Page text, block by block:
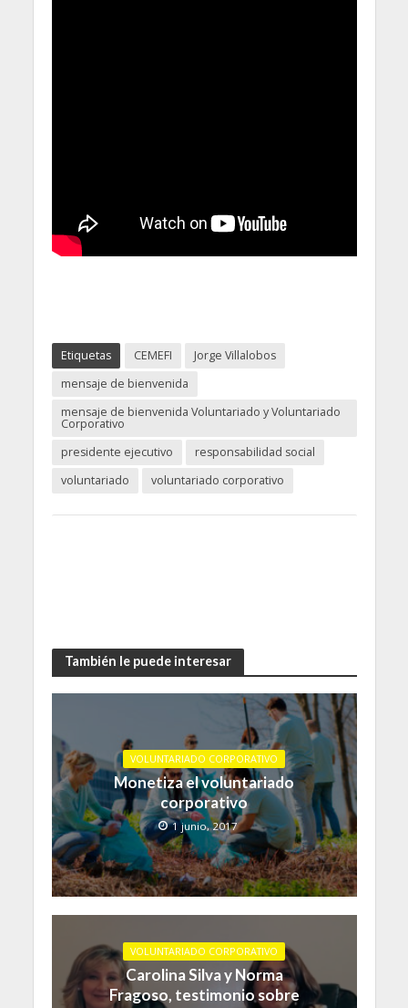
Etiquetas CEMEFI
Jorge Villalobos
mensaje de bienvenida
mensaje de bienvenida Voluntariado y Voluntariado
Corporativo
presidente ejecutivo
responsabilidad social
voluntariado
voluntariado corporativo
También le puede interesar
VOLUNTARIADO CORPORATIVO
Monetiza el voluntariado
corporativo
1 junio, 2017
VOLUNTARIADO CORPORATIVO
Carolina Silva y Norma
Fragoso, testimonio sobre